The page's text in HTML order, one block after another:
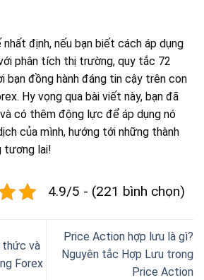
nhất định, nếu bạn biết cách áp dụng
phân tích thị trường, quy tắc 72
bạn đồng hành đáng tin cậy trên con
Hy vọng qua bài viết này, bạn đã
có thêm động lực để áp dụng nó
của mình, hướng tới những thành
tương lai!
4.9/5 - (221 bình chọn)
thức và
Forex
Price Action hợp lưu là gì?
Nguyên tắc Hợp Lưu trong
Price Action